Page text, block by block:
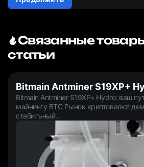
Связанные
статьи
Bitmain Antminer S19XP+
Bitmain Antminer S19XP+ Hydro: ваш
майнингу BTC Рынок криптовалют
стабильный..